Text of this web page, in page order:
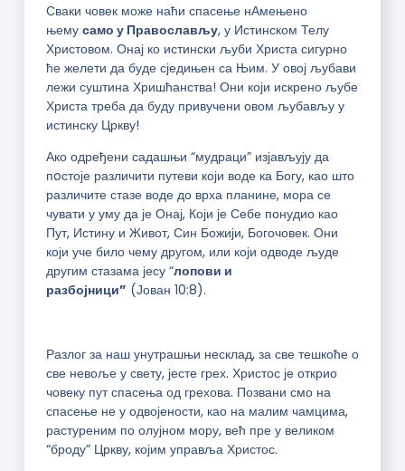
Сваки човек може наћи спасење нАмењено
њему само у Православљу, у Истинском Телу
Христовом. Онај ко истински љуби Христа сигурно
ће желети да буде сједињен са Њим. У овој љубави
лежи суштина Хришћанства! Они који искрено љубе
Христа треба да буду привучени овом љубављу у
истинску Цркву!
Ако одређени садашњи “мудраци” изјављују да
пoстоје различити путеви који воде ка Богу, као што
различите стазе воде до врха планине, мора се
чувати у уму да је Онај, Који је Себе понудио као
Пут, Истину и Живот, Син Божији, Богочовек. Они
који уче било чему другом, или који одводе људе
другим стазама јесу “лопови и
разбојници” (Јован 10:8).
Разлог за наш унутрашњи несклад, за све тешкоће о
све невоље у свету, јесте грех. Христос је открио
човеку пут спасења од грехова. Позвани смо на
спасење не у одвојености, као на малим чамцима,
растуреним по олујном мору, већ пре у великом
“броду” Цркву, којим управља Христос.